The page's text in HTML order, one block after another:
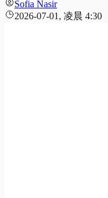
Sofia Nasir
2026-07-01, 凌晨 4:30